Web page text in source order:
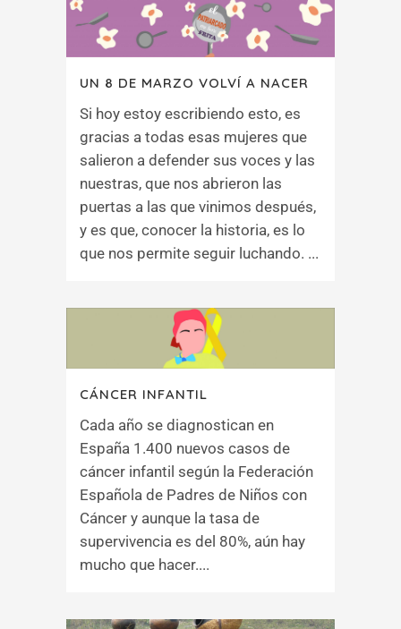
UN 8 DE MARZO VOLVÍ A NACER
Si hoy estoy escribiendo esto, es
gracias a todas esas mujeres que
salieron a defender sus voces y las
nuestras, que nos abrieron las
puertas a las que vinimos después,
y es que, conocer la historia, es lo
que nos permite seguir luchando. ...
CÁNCER INFANTIL
Cada año se diagnostican en
España 1.400 nuevos casos de
cáncer infantil según la Federación
Española de Padres de Niños con
Cáncer y aunque la tasa de
supervivencia es del 80%, aún hay
mucho que hacer....